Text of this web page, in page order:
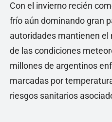
Con el invierno recién
frío aún dominando gran
autoridades mantienen
de las condiciones
millones de argentinos
marcadas por
riesgos sanitarios